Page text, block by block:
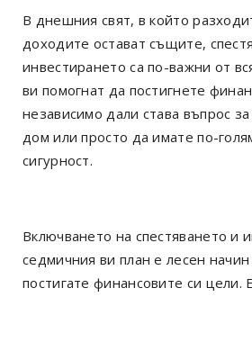
В днешния свят, в който
доходите остават същите,
инвестирането са по-важни от
ви помогнат да постигнете
независимо дали става въпрос
дом или просто да имате по-
сигурност.
Включването на спестяването и
седмичния ви план е лесен
постигате финансовите си цели.